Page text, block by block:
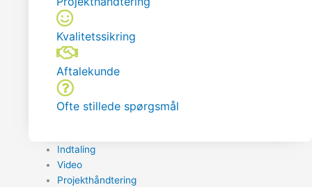
Kvalitetssikring
Aftalekunde
Ofte stillede spørgsmål
Indtaling
Video
Projekthåndtering